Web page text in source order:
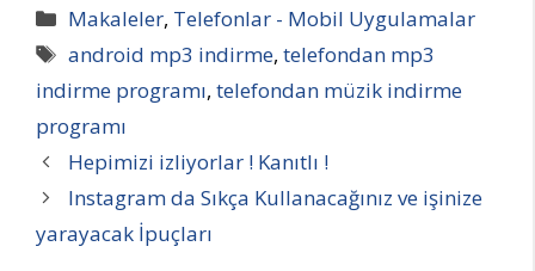
Kategoriler
Makaleler, Telefonlar - Mobil Uygulamalar
Etiketler
android mp3 indirme,telefondan mp3
indirme programı, telefondan müzik indirme
programı
Hepimizi izliyorlar ! Kanıtlı !
Instagram da Sıkça Kullanacağınız ve işinize
yarayacak İpuçları